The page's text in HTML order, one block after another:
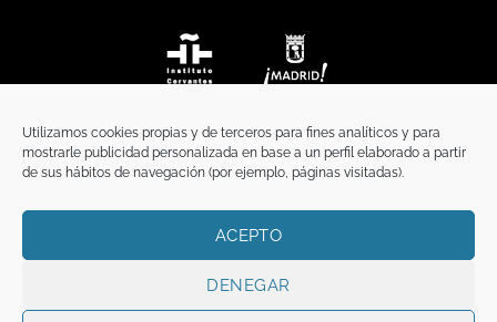
Utilizamos cookies propias y de terceros para fines analíticos y para
mostrarle publicidad personalizada en base a un perfil elaborado a partir
de sus hábitos de navegación (por ejemplo, páginas visitadas).
ACEPTO
DENEGAR
TÉRMINOS Y CONDICIONES
Copyright 2026 ©FunciFUNCI es titular de los derechos de propiedad